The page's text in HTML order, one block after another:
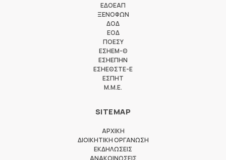
ΕΔΟΕΑΠ
ΞΕΝΟΦΩΝ
ΔΟΔ
ΕΟΔ
ΠΟΕΣΥ
ΕΣΗΕΜ-Θ
ΕΣΗΕΠΗΝ
ΕΣΗΕΘΣΤΕ-Ε
ΕΣΠΗΤ
M.M.E.
SITEMAP
ΑΡΧΙΚΗ
ΔΙΟΙΚΗΤΙΚΗ ΟΡΓΑΝΩΣΗ
ΕΚΔΗΛΩΣΕΙΣ
ΑΝΑΚΟΙΝΩΣΕΙΣ